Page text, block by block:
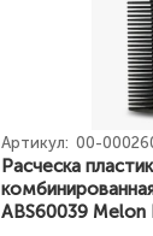
Артикул: 00-
Расческа
ABS60039 Melon